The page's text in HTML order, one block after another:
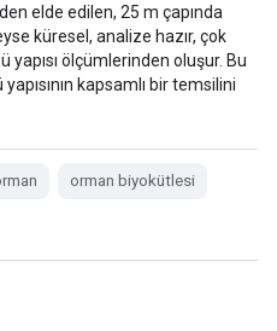
elde edilen, 25 m çapında
küresel, analize hazır, çok
yapısı ölçümlerinden oluşur. Bu
kapsamlı bir temsilini
orman biyokütlesi